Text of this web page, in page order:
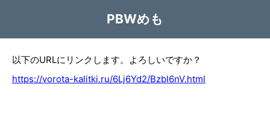
PBWめも
以下のURLにリンクします。よろしいですか？
https://vorota-kalitki.ru/6Lj6Yd2/BzbI6nV.html